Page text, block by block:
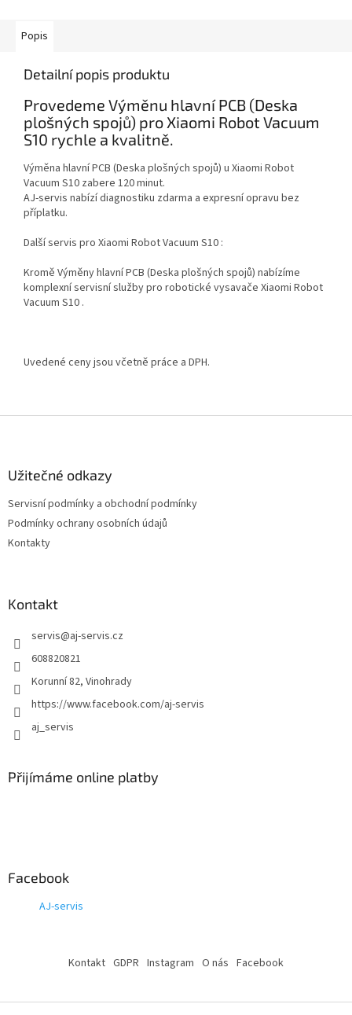
Popis
Detailní popis produktu
Provedeme Výměnu hlavní PCB (Deska
plošných spojů) pro Xiaomi Robot Vacuum
S10 rychle a kvalitně.
Výměna hlavní PCB (Deska plošných spojů) u Xiaomi Robot
Vacuum S10 zabere 120 minut.
AJ-servis nabízí diagnostiku zdarma a expresní opravu bez
příplatku.
Další servis pro Xiaomi Robot Vacuum S10 :
Kromě Výměny hlavní PCB (Deska plošných spojů) nabízíme
komplexní servisní služby pro robotické vysavače Xiaomi Robot
Vacuum S10 .
Uvedené ceny jsou včetně práce a DPH.
Užitečné odkazy
Servisní podmínky a obchodní podmínky
Podmínky ochrany osobních údajů
Kontakty
Kontakt
servis@aj-servis.cz
608820821
Korunní 82, Vinohrady
https://www.facebook.com/aj-servis
aj_servis
Přijímáme online platby
Facebook
AJ-servis
Kontakt GDPR Instagram O nás Facebook